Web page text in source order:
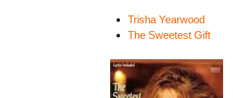
Trisha Yearwood
The Sweetest Gift